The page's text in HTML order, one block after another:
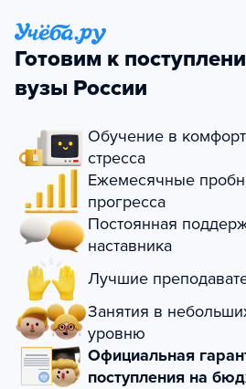
Готовим к
вузы России
Обучение в
стресса
Ежемесячные
прогресса
Постоянная
наставника
Лучшие
Занятия в
уровню
Официальная
поступления на